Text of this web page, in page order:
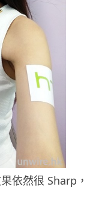
依然很 Sharp，